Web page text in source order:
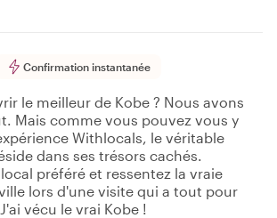
Confirmation instantanée
le meilleur de Kobe ? Nous avons
Mais comme vous pouvez vous y
Withlocals, le véritable
dans ses trésors cachés.
préféré et ressentez la vraie
lors d'une visite qui a tout pour
vécu le vrai Kobe !